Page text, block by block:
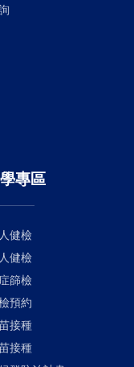
專區
健檢
健檢
篩檢
預約
接種
接種